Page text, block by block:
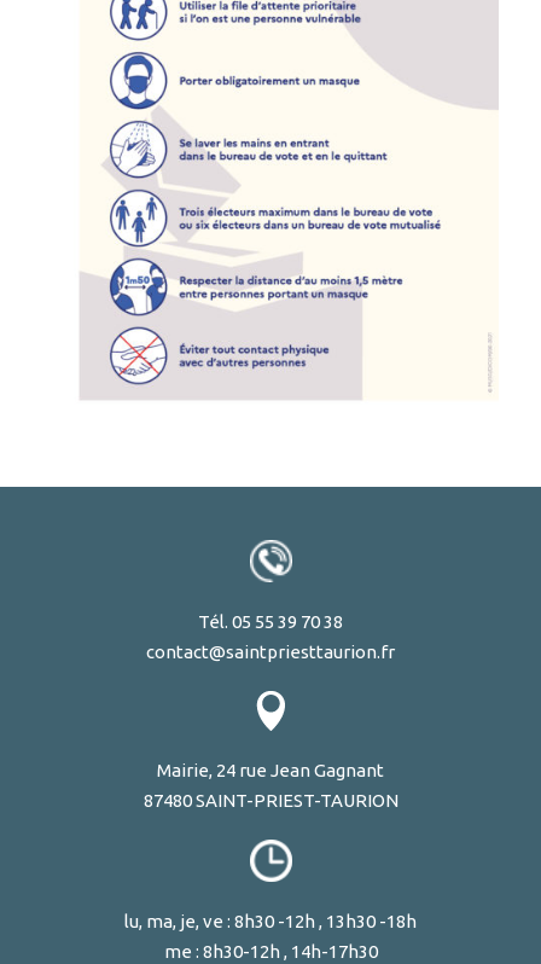
Tél. 05 55 39 70 38
contact@saintpriesttaurion.fr
Mairie, 24 rue Jean Gagnant
87480 SAINT-PRIEST-TAURION
lu, ma, je, ve : 8h30 -12h , 13h30 -18h
me : 8h30-12h , 14h-17h30